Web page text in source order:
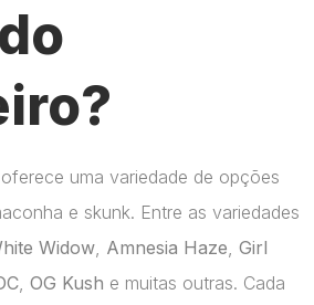
uma variedade de opções
e skunk. Entre as variedades
Widow Amnesia Haze Girl
OG Kush e muitas outras. Cada